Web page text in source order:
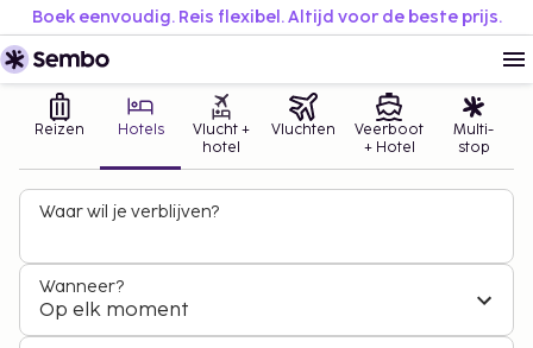
Boek eenvoudig. Reis flexibel. Altijd voor de beste prijs.
Reizen Hotels
Vlucht +
hotel
Vluchten
Veerboot
+ Hotel
Multi-
stop
Waar wil je verblijven?
Wanneer?
Op elk moment